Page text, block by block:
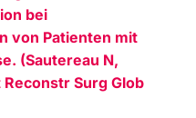
bei
von Patienten mit
(Sautereau N,
Reconstr Surg Glob